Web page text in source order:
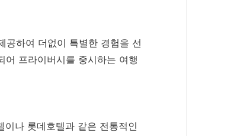
공하여 더없이 특별한 경험을 선
어 프라이버시를 중시하는 여행
나 롯데호텔과 같은 전통적인